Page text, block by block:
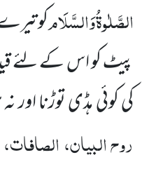
الصَّلٰوۃُوَالسَّلَامکو
پیٹ کو اس کے لئے قید
کی کوئی ہڈی توڑنا
روح البیان،